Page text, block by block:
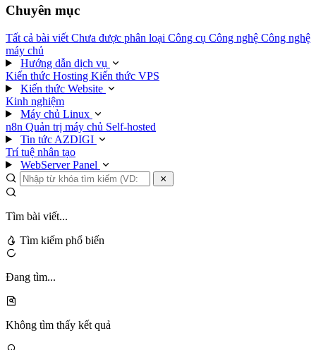
Chuyên mục
Tất cả bài viết Chưa được phân loại Công cụ Công nghệ Công nghệ
máy chủ
Hướng dẫn dịch vụ
Kiến thức Hosting Kiến thức VPS
Kiến thức Website
Kinh nghiệm
Máy chủ Linux
n8n Quản trị máy chủ Self-hosted
Tin tức AZDIGI
Trí tuệ nhân tạo
WebServer Panel
Tìm bài viết...
Tìm kiếm phổ biến
Đang tìm...
Không tìm thấy kết quả